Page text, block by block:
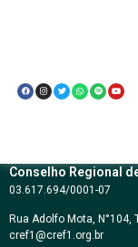
CNE/
Conselho Regional
03.617.694/0001-07
Rua Adolfo Mota,
cref1@cref1.org.br